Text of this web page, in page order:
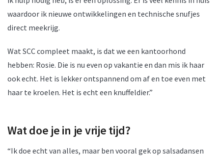
waardoor ik nieuwe ontwikkelingen en technische snufjes
direct meekrijg.
Wat SCC compleet maakt, is dat we een kantoorhond
hebben: Rosie. Die is nu even op vakantie en dan mis ik haar
ook echt. Het is lekker ontspannend om af en toe even met
haar te kroelen. Het is echt een knuffeldier.”
Wat doe je in je vrije tijd?
“Ik doe echt van alles, maar ben vooral gek op salsadansen